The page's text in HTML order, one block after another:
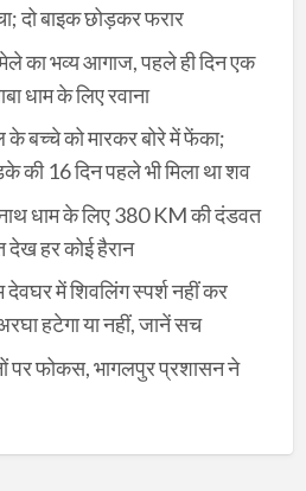
दो बाइक छोड़कर फरार
का भव्य आगाज, पहले ही दिन एक
धाम के लिए रवाना
बच्चे को मारकर बोरे में फेंका;
की 16 दिन पहले भी मिला था शव
धाम के लिए 380 KM की दंडवत
देख हर कोई हैरान
में शिवलिंग स्पर्श नहीं कर
हटेगा या नहीं, जानें सच
पर फोकस, भागलपुर प्रशासन ने